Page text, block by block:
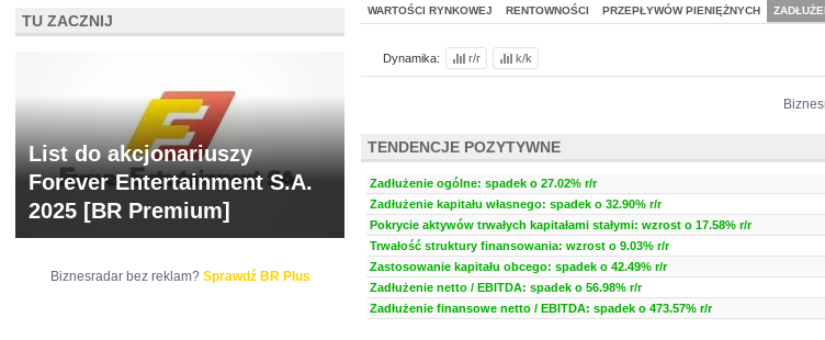
WARTOŚCI RYNKOWEJ RENTOWNOŚCI PRZEPŁYWÓW PIENIĘŻNYCH
Dynamika: r/r k/k
TENDENCJE POZYTYWNE
Zadłużenie ogólne: spadek o 27.02% r/r
Zadłużenie kapitału własnego: spadek o 32.90% r/r
Pokrycie aktywów trwałych kapitałami stałymi: wzrost o 17.58% r/r
Trwałość struktury finansowania: wzrost o 9.03% r/r
Zastosowanie kapitału obcego: spadek o 42.49% r/r
Zadłużenie netto / EBITDA: spadek o 56.98% r/r
Zadłużenie finansowe netto / EBITDA: spadek o 473.57% r/r
TU ZACZNIJ
List do akcjonariuszy
Forever Entertainment S.A.
2025 [BR Premium]
Biznesradar bez reklam? Sprawdź BR Plus